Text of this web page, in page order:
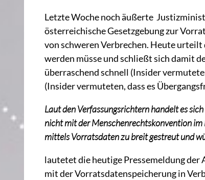
Letzte Woche noch äußerte
österreichische Gesetzgebung zur
von schweren Verbrechen. Heute urteilt
werden müsse und schließt sich damit
überraschend schnell (Insider
(Insider vermuteten, dass es
Laut den Verfassungsrichtern handelt es
nicht mit der Menschenrechtskonvention im
mittels Vorratsdaten zu breit gestreut und
lautetet die heutige Pressemeldung der
mit der Vorratsdatenspeicherung in